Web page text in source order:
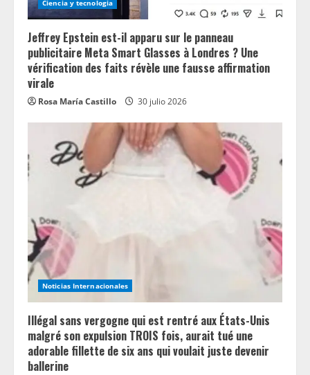
Ciencia y tecnologia
Jeffrey Epstein est-il apparu sur le panneau
publicitaire Meta Smart Glasses à Londres ? Une
vérification des faits révèle une fausse affirmation
virale
Rosa María Castillo 30 julio 2026
Noticias Internacionales
Illégal sans vergogne qui est rentré aux États-Unis
malgré son expulsion TROIS fois, aurait tué une
adorable fillette de six ans qui voulait juste devenir
ballerine